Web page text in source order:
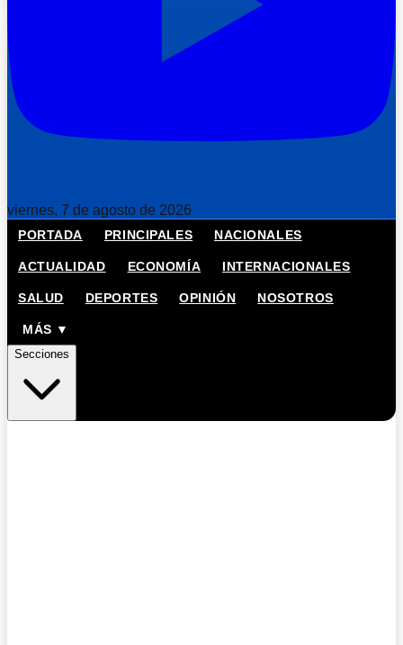
viernes, 7 de agosto de 2026
PORTADA PRINCIPALES NACIONALES
ACTUALIDAD ECONOMÍA INTERNACIONALES
SALUD DEPORTES OPINIÓN NOSOTROS
MÁS ▼
Secciones